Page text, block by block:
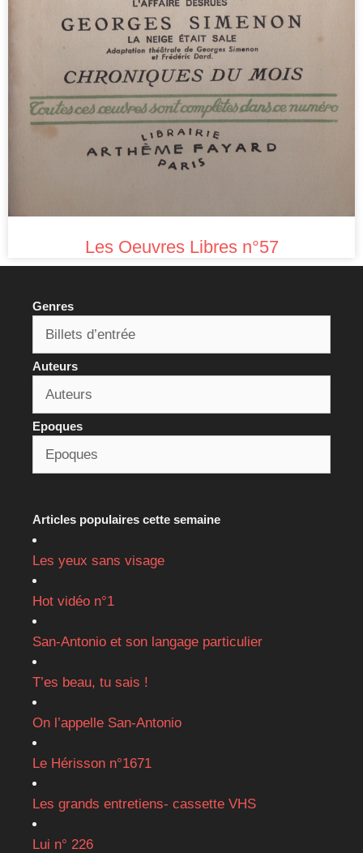
Les Oeuvres Libres n°57
Genres
Auteurs
Epoques
Articles populaires cette semaine
Les yeux sans visage
Hot vidéo n°1
San-Antonio et son langage particulier
T’es beau, tu sais !
On l’appelle San-Antonio
Le Hérisson n°1671
Les grands entretiens- cassette VHS
Lui n° 226